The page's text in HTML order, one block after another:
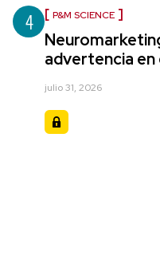
4 P&M SCIENCE
advertencia en
julio 31, 2026